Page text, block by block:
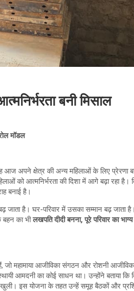
बनी मिसाल
मॉडल
आज अपने क्षेत्र की अन्य महिलाओं के लिए प्रेरणा
को आत्मनिर्भरता की दिशा में आगे बढ़ा रहा है।
बनाई है।
है। घर-परिवार में उसका सम्मान बढ़ जाता
बहन का भीलखपति दीदी बनना, पूरे परिवार का
महामाया आजीविका संगठन और रोशनी
आमदनी का कोई साधन था। उन्होंने बताया कि
इस योजना के तहत उन्हें समूह बैठकों और